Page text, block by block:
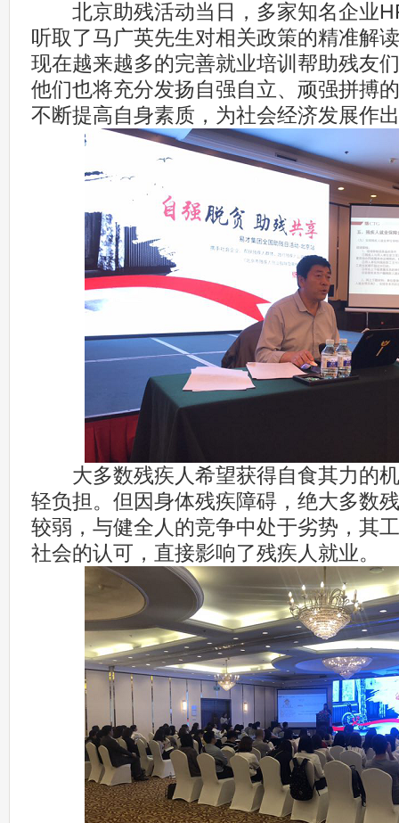
北京助残活动当日，多家知名企业
听取了马广英先生对相关政策的精准解
现在越来越多的完善就业培训帮助残友
他们也将充分发扬自强自立、顽强拼搏
不断提高自身素质，为社会经济发展作
大多数残疾人希望获得自食其力的机
轻负担。但因身体残疾障碍，绝大多数
较弱，与健全人的竞争中处于劣势，其
社会的认可，直接影响了残疾人就业。